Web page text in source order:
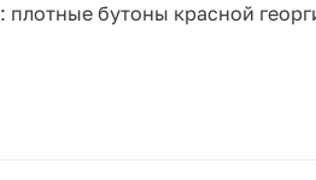
бутоны красной